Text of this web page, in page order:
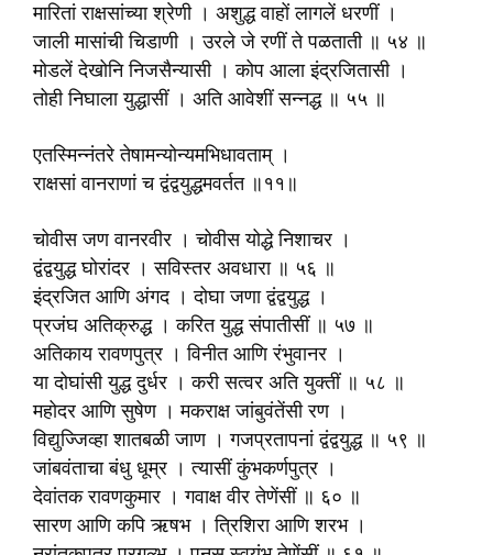
मारितां राक्षसांच्या श्रेणी । अशुद्ध वाहों लागलें धरणीं ।
जाली मासांची चिडाणी । उरले जे रणीं ते पळताती ॥ ५४ ॥
मोडलें देखोनि निजसैन्यासी । कोप आला इंद्रजितासी ।
तोही निघाला युद्धासीं । अति आवेशीं सन्नद्ध ॥ ५५ ॥
एतस्मिन्नंतरे तेषामन्योन्यमभिधावताम् ।
राक्षसां वानराणां च द्वंद्वयुद्धमवर्तत ॥११॥
चोवीस जण वानरवीर । चोवीस योद्धे निशाचर ।
द्वंद्वयुद्ध घोरांदर । सविस्तर अवधारा ॥ ५६ ॥
इंद्रजित आणि अंगद । दोघा जणा द्वंद्वयुद्ध ।
प्रजंघ अतिक्रुद्ध । करित युद्ध संपातीसीं ॥ ५७ ॥
अतिकाय रावणपुत्र । विनीत आणि रंभुवानर ।
या दोघांसी युद्ध दुर्धर । करी सत्वर अति युक्तीं ॥ ५८ ॥
महोदर आणि सुषेण । मकराक्ष जांबुवंतेंसी रण ।
विद्युज्जिव्हा शातबळी जाण । गजप्रतापनां द्वंद्वयुद्ध ॥ ५९ ॥
जांबवंताचा बंधु धूम्र । त्यासीं कुंभकर्णपुत्र ।
देवांतक रावणकुमार । गवाक्ष वीर तेणेंसीं ॥ ६० ॥
सारण आणि कपि ऋषभ । त्रिशिरा आणि शरभ ।